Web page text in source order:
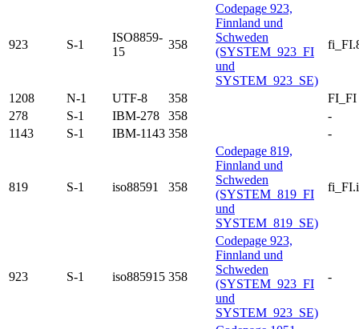
923 S-1
ISO8859-
15
358
Codepage 923,
Finnland und
Schweden
(SYSTEM_923_FI
und
SYSTEM_923_SE)
1208 N-1 UTF-8 358
FI_FI
278
S-1 IBM-278 358
-
1143
S-1 IBM-1143 358 -
819 S-1 iso88591 358
Codepage 819,
Finnland und
Schweden
(SYSTEM_819_FI
und
SYSTEM_819_SE)
923 S-1 iso885915 358
Codepage 923,
Finnland und
Schweden
(SYSTEM_923_FI
und
SYSTEM_923_SE)
-